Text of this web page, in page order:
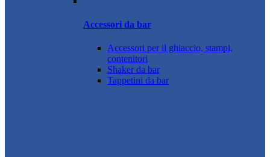
Accessori da bar
Accessori per il ghiaccio, stampi,
contenitori
Shaker da bar
Tappetini da bar